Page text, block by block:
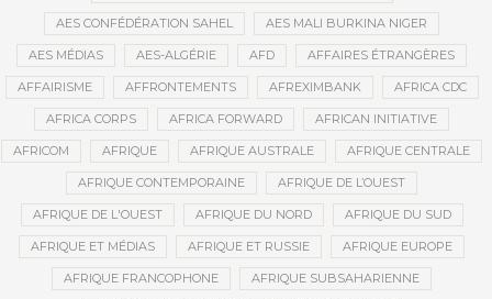
AES CONFÉDÉRATION SAHEL AES MALI BURKINA NIGER
AES MÉDIAS AES-ALGÉRIE AFD AFFAIRES ÉTRANGÈRES
AFFAIRISME AFFRONTEMENTS AFREXIMBANK AFRICA CDC
AFRICA CORPS AFRICA FORWARD AFRICAN INITIATIVE
AFRICOM AFRIQUE AFRIQUE AUSTRALE AFRIQUE CENTRALE
AFRIQUE CONTEMPORAINE AFRIQUE DE L’OUEST
AFRIQUE DE L'OUEST AFRIQUE DU NORD AFRIQUE DU SUD
AFRIQUE ET MÉDIAS AFRIQUE ET RUSSIE AFRIQUE EUROPE
AFRIQUE FRANCOPHONE AFRIQUE SUBSAHARIENNE